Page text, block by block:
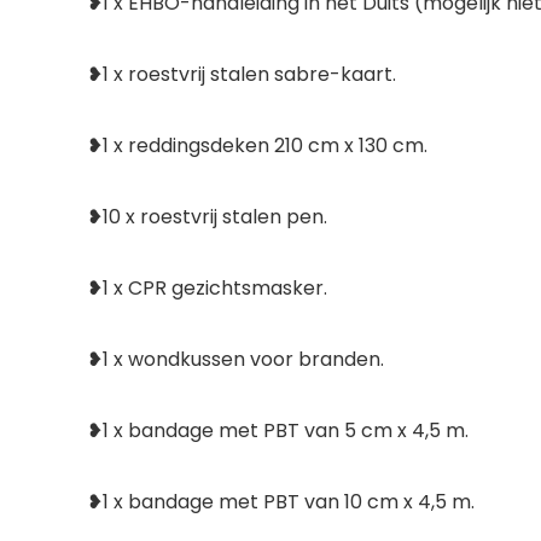
❥1 x roestvrij stalen sabre-kaart.
❥1 x reddingsdeken 210 cm x 130 cm.
❥10 x roestvrij stalen pen.
❥1 x CPR gezichtsmasker.
❥1 x wondkussen voor branden.
❥1 x bandage met PBT van 5 cm x 4,5 m.
❥1 x bandage met PBT van 10 cm x 4,5 m.